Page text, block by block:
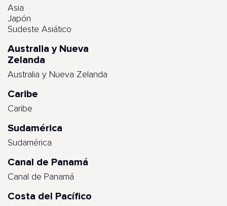
Asia
Japón
Sudeste Asiático
Australia y Nueva
Zelanda
Australia y Nueva Zelanda
Caribe
Caribe
Sudamérica
Sudamérica
Canal de Panamá
Canal de Panamá
Costa del Pacífico